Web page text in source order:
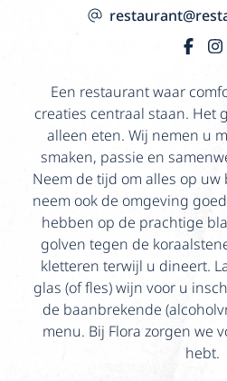
Een restaurant waar
creaties centraal staan. Het
alleen eten. Wij nemen u
smaken, passie en
Neem de tijd om alles op
neem ook de omgeving
hebben op de prachtige
golven tegen de
kletteren terwijl u dineert.
glas (of fles) wijn voor u
de baanbrekende
menu. Bij Flora zorgen we
hebt.